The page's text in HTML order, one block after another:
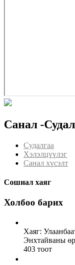
Санал -
Судалгаа
Хэлэлцүүлэг
Санал хүсэлт
Сошиал хаяг
Холбоо барих
Хаяг:
Энхтайваны
403 тоот